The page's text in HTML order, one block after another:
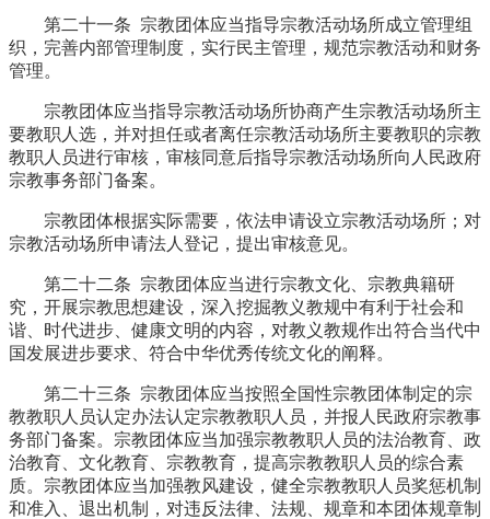
第二十一条 宗教团体应当指导宗教活动场所成立管理组
织，完善内部管理制度，实行民主管理，规范宗教活动和财务
管理。
宗教团体应当指导宗教活动场所协商产生宗教活动场所主
要教职人选，并对担任或者离任宗教活动场所主要教职的宗教
教职人员进行审核，审核同意后指导宗教活动场所向人民政府
宗教事务部门备案。
宗教团体根据实际需要，依法申请设立宗教活动场所；对
宗教活动场所申请法人登记，提出审核意见。
第二十二条 宗教团体应当进行宗教文化、宗教典籍研
究，开展宗教思想建设，深入挖掘教义教规中有利于社会和
谐、时代进步、健康文明的内容，对教义教规作出符合当代中
国发展进步要求、符合中华优秀传统文化的阐释。
第二十三条 宗教团体应当按照全国性宗教团体制定的宗
教教职人员认定办法认定宗教教职人员，并报人民政府宗教事
务部门备案。宗教团体应当加强宗教教职人员的法治教育、政
治教育、文化教育、宗教教育，提高宗教教职人员的综合素
质。宗教团体应当加强教风建设，健全宗教教职人员奖惩机制
和准入、退出机制，对违反法律、法规、规章和本团体规章制